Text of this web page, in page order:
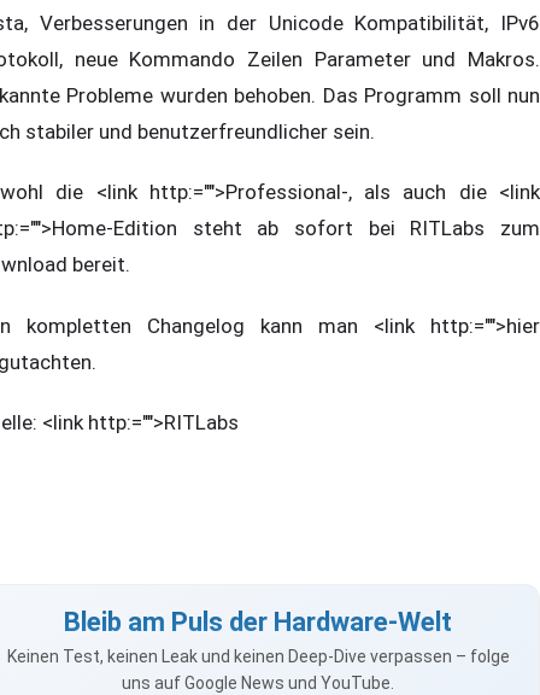
Verbesserungen in der Unicode Kompatibilität, IPv6
neue Kommando Zeilen Parameter und Makros.
Probleme wurden behoben. Das Programm soll nun
stabiler und benutzerfreundlicher sein.
die <link http:="">Professional-, als auch die <link
Edition steht ab sofort bei RITLabs zum
bereit.
kompletten Changelog kann man <link http:="">hier
<link http:="">RITLabs
Bleib am Puls der Hardware-Welt
Keinen Test, keinen Leak und keinen Deep-Dive verpassen – folge
uns auf Google News und YouTube.